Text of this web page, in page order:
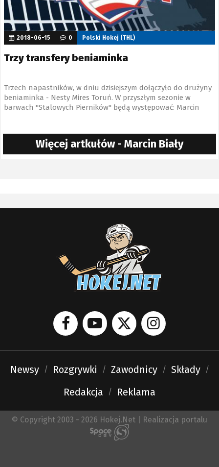
Trzy transfery beniaminka
Trzech napastników, w dniu dzisiejszym dołączyło do drużyny
beniaminka - Nesty Mires Toruń. W przyszłym sezonie w
barwach "Stalowych Pierników" będą występować: Marcin
2018-06-15 0 Polski Hokej (THL)
Więcej artkułów - Marcin Biały
Newsy Rozgrywki Zawodnicy
Składy
Redakcja
Reklama
© Copyright 2003 - 2026 Hokej.Net | Realizacja portalu